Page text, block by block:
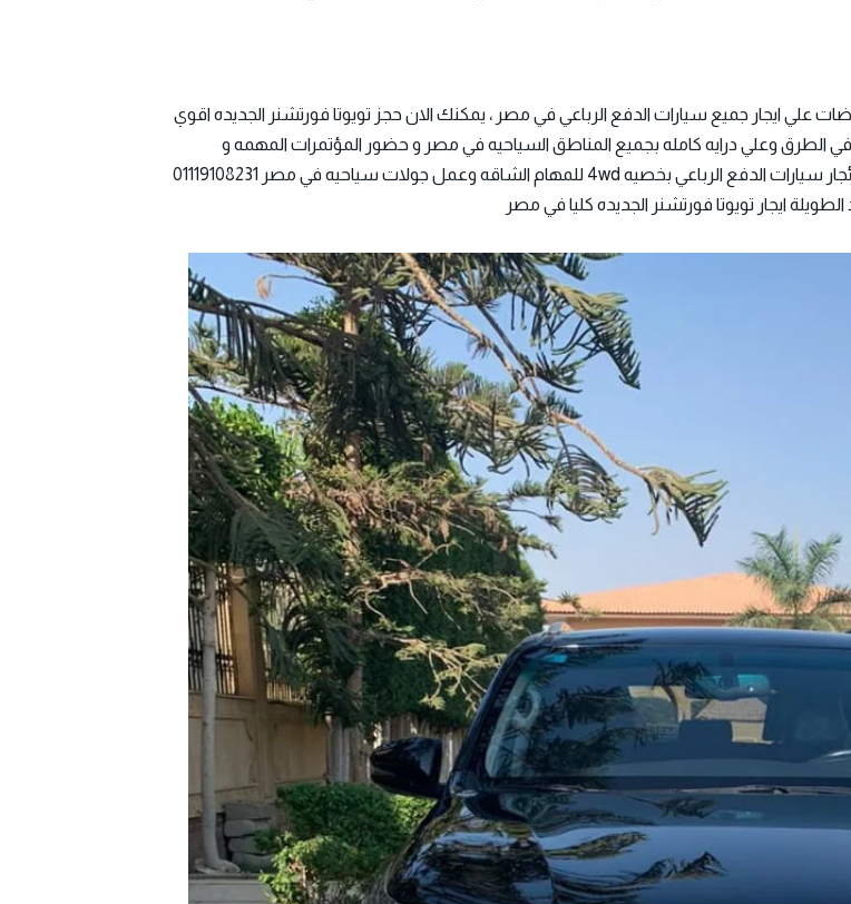
علي ايجار جميع سيارات الدفع الرباعي في مصر ، يمكنك الان حجز تويوتا فورتشنر الجديده اقوي
الطرق وعلي درايه كامله بجميع المناطق السياحيه في مصر و حضور المؤتمرات المهمه و
الاجتماعات و الافتتاحات الدوليه بشكل احترافي و متقن و مشرف استئجار سيارات الدفع الرباعي بخصيه 4wd للمهام الشاقه وعمل جولات سياحيه في مصر 01119108231
ايجار تويوتا فورتشنر الجديده كليا في مصر